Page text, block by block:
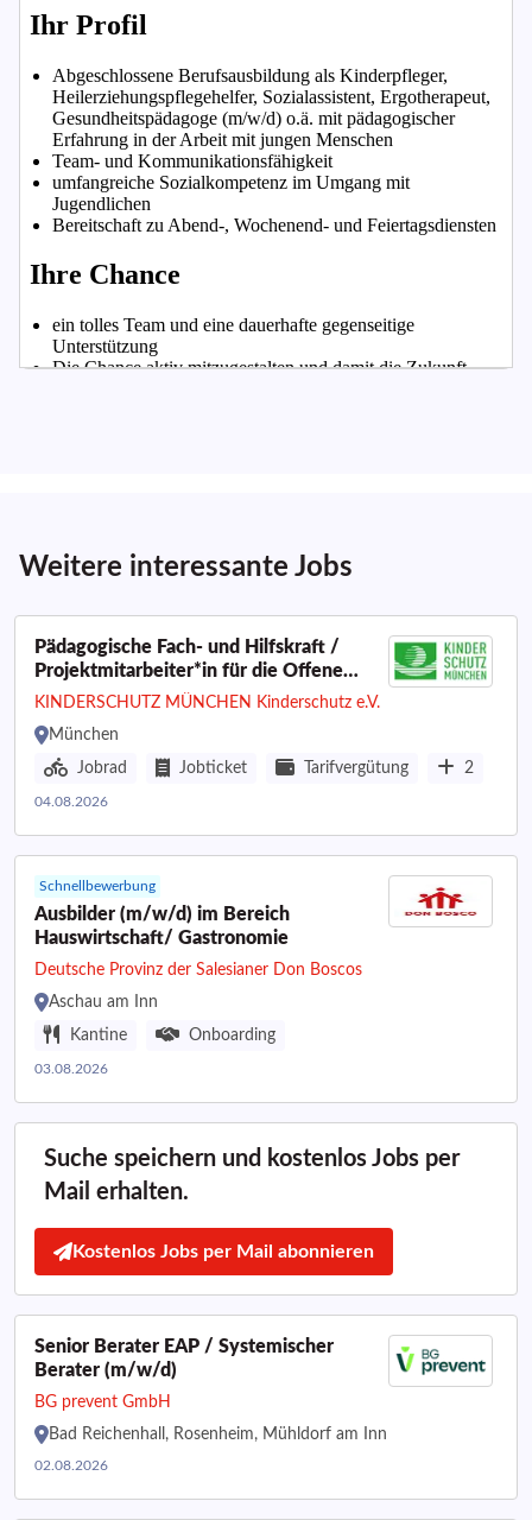
Weitere interessante Jobs
Pädagogische Fach- und Hilfskraft /
Projektmitarbeiter*in für die Offene
Ganztagsschule am SFZ München Nord-
KINDERSCHUTZ MÜNCHEN Kinderschutz e.V.
München
Jobrad
Jobticket Tarifvergütung 2
04.08.2026
Schnellbewerbung
Ausbilder (m/w/d) im Bereich
Hauswirtschaft/ Gastronomie
Deutsche Provinz der Salesianer Don Boscos
Aschau am Inn
Kantine
Onboarding
03.08.2026
Suche speichern und kostenlos Jobs per
Mail erhalten.
Kostenlos Jobs per Mail abonnieren
Senior Berater EAP / Systemischer
Berater (m/w/d)
BG prevent GmbH
Bad Reichenhall, Rosenheim, Mühldorf am Inn
02.08.2026